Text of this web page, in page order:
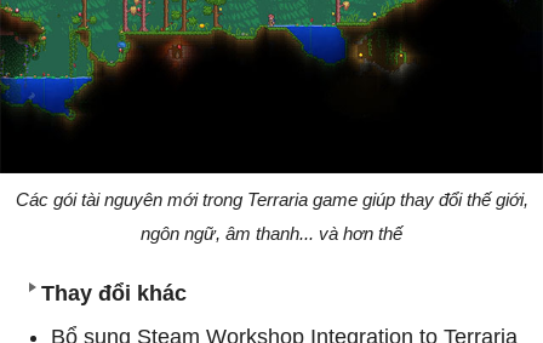
Các gói tài nguyên mới trong Terraria game giúp thay đổi thế giới,
ngôn ngữ, âm thanh... và hơn thế
Thay đổi khác
Bổ sung Steam Workshop Integration to Terraria